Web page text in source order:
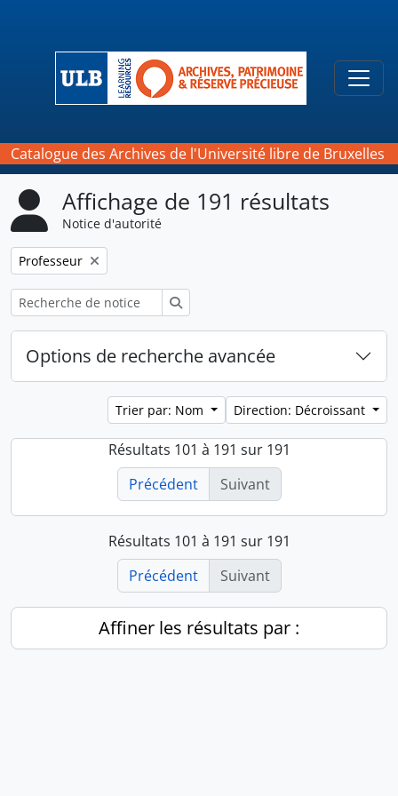
Catalogue des Archives de l'Université libre de Bruxelles
Affichage de 191 résultats
Notice d'autorité
Remove filter:
Professeur
Options de recherche avancée
Trier par: Nom Direction: Décroissant
Résultats 101 à 191 sur 191
Précédent
Suivant
Résultats 101 à 191 sur 191
Précédent
Suivant
Affiner les résultats par :